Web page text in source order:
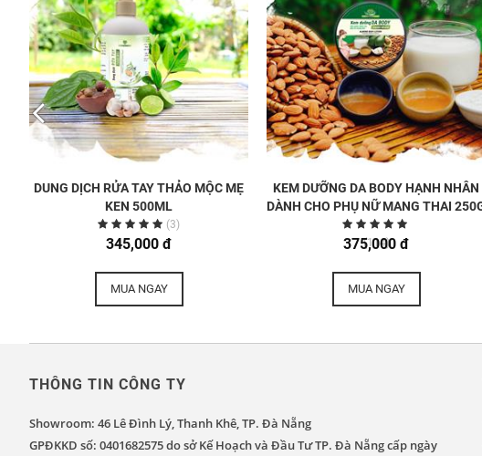
DUNG DỊCH RỬA TAY THẢO MỘC MẸ
KEN 500ML
(3)
345,000 đ
MUA NGAY
KEM DƯỠNG DA BODY HẠNH NHÂN
DÀNH CHO PHỤ NỮ MANG THAI
(114)
375,000 đ
MUA NGAY
THÔNG TIN CÔNG TY
Showroom: 46 Lê Đình Lý, Thanh Khê, TP. Đà Nẵng
GPĐKKD số: 0401682575 do sở Kế Hoạch và Đầu Tư TP. Đà Nẵng cấp ngày